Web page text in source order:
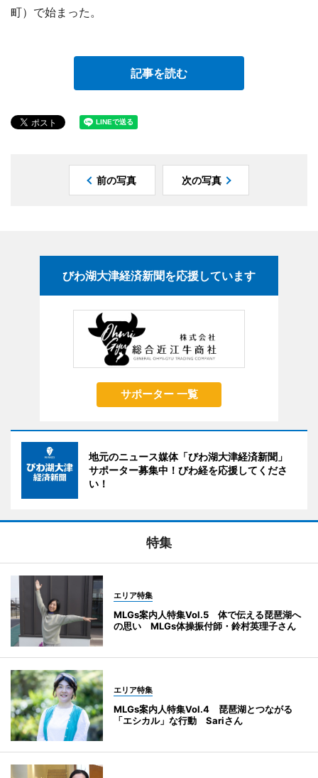
町）で始まった。
記事を読む
前の写真 次の写真
びわ湖大津経済新聞を応援しています
サポーター 一覧
地元のニュース媒体「びわ湖大津経済新聞」
サポーター募集中！びわ経を応援してくださ
い！
特集
エリア特集
MLGs案内人特集Vol.5 体で伝える琵琶湖へ
の思い MLGs体操振付師・鈴村英理子さん
エリア特集
MLGs案内人特集Vol.4 琵琶湖とつながる
「エシカル」な行動 Sariさん